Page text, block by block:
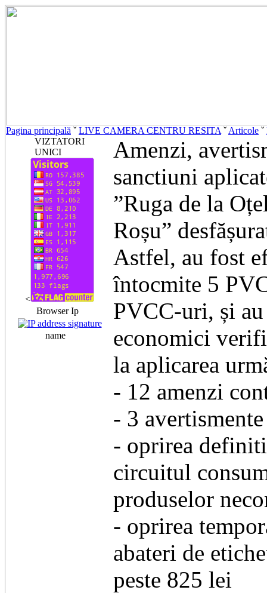
Pagina principală ˇLIVE CAMERA CENTRU RESITA ˇArticole ˇ
VIZTATORI
UNICI
<
Browser Ip
name
Amenzi,
sanctiuni
ˮRuga de la
Roșuˮ
Astfel, au fost
întocmite 5
PVCC-uri, și
economici
la aplicarea
- 12 amenzi
- 3 avertismente
- oprirea
circuitul
produselor
- oprirea
abateri de
peste 825 lei